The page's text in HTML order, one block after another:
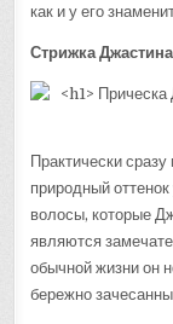
как и у его
Стрижка
Практически
природный
волосы, которые
являются
обычной жизни он
бережно